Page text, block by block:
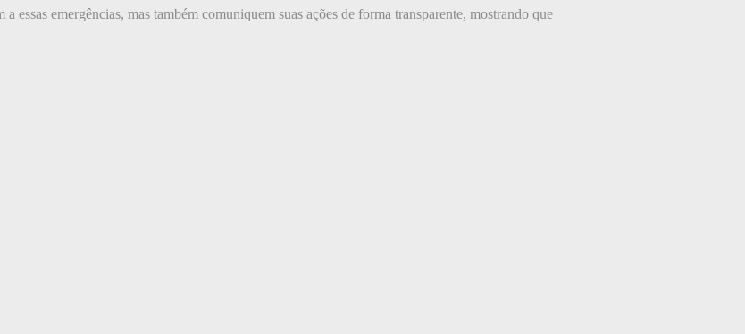
essas emergências, mas também comuniquem suas ações de forma transparente, mostrando que